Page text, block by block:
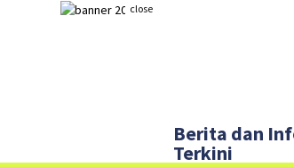
close
Berita dan
Terkini